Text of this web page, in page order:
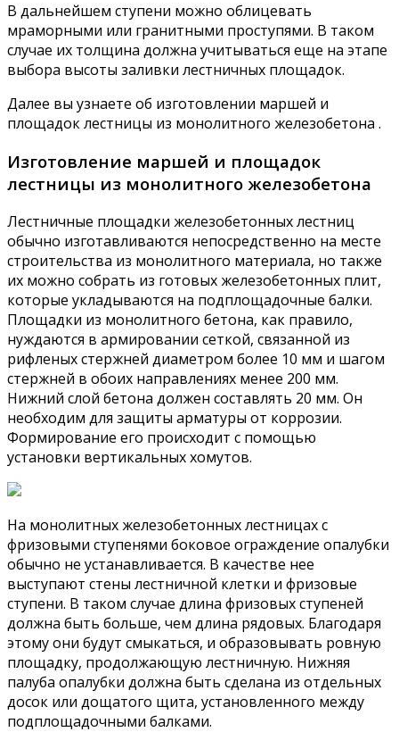
В дальнейшем ступени можно облицевать
мраморными или гранитными проступями. В таком
случае их толщина должна учитываться еще на этапе
выбора высоты заливки лестничных площадок.
Далее вы узнаете об изготовлении маршей и
площадок лестницы из монолитного железобетона .
Изготовление маршей и площадок
лестницы из монолитного железобетона
Лестничные площадки железобетонных лестниц
обычно изготавливаются непосредственно на месте
строительства из монолитного материала, но также
их можно собрать из готовых железобетонных плит,
которые укладываются на подплощадочные балки.
Площадки из монолитного бетона, как правило,
нуждаются в армировании сеткой, связанной из
рифленых стержней диаметром более 10 мм и шагом
стержней в обоих направлениях менее 200 мм.
Нижний слой бетона должен составлять 20 мм. Он
необходим для защиты арматуры от коррозии.
Формирование его происходит с помощью
установки вертикальных хомутов.
На монолитных железобетонных лестницах с
фризовыми ступенями боковое ограждение опалубки
обычно не устанавливается. В качестве нее
выступают стены лестничной клетки и фризовые
ступени. В таком случае длина фризовых ступеней
должна быть больше, чем длина рядовых. Благодаря
этому они будут смыкаться, и образовывать ровную
площадку, продолжающую лестничную. Нижняя
палуба опалубки должна быть сделана из отдельных
досок или дощатого щита, установленного между
подплощадочными балками.